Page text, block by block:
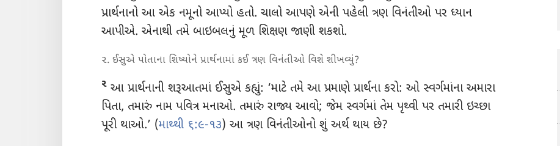
પ્રાર્થનાનો આ એક નમૂનો આપ્યો હતો. ચાલો આપણે એની પહેલી ત્રણ વિનંતીઓ પર ધ્યાન
આપીએ. એનાથી તમે બાઇબલનું મૂળ શિક્ષણ જાણી શકશો.
૨. ઈસુએ પોતાના શિષ્યોને પ્રાર્થનામાં કઈ ત્રણ વિનંતીઓ વિશે શીખવ્યું?
૨ આ પ્રાર્થનાની શરૂઆતમાં ઈસુએ કહ્યું: ‘માટે તમે આ પ્રમાણે પ્રાર્થના કરો: ઓ સ્વર્ગમાંના અમારા
પિતા, તમારું નામ પવિત્ર મનાઓ. તમારું રાજ્ય આવો; જેમ સ્વર્ગમાં તેમ પૃથ્વી પર તમારી ઇચ્છા
પૂરી થાઓ.’ (માથ્થી ૬:૯-૧૩) આ ત્રણ વિનંતીઓનો શું અર્થ થાય છે?